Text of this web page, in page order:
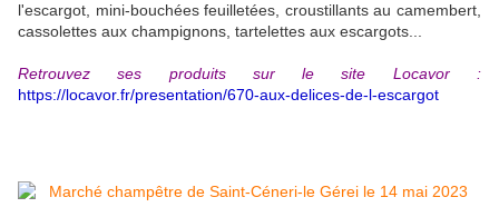
l'escargot, mini-bouchées feuilletées, croustillants au camembert,
cassolettes aux champignons, tartelettes aux escargots...
Retrouvez ses produits sur le site Locavor :
https://locavor.fr/presentation/670-aux-delices-de-l-escargot